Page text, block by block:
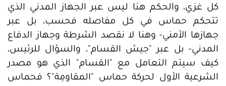
كل غزي، والحكم هنا ليس عبر الجهاز المدني الذي
تتحكم حماس في كل مفاصله فحسب، بل عبر
جهازها الأمني- وهنا لا نقصد الشرطة وجهاز الدفاع
المدني- بل عبر "جيش القسام"، والسؤال للرئيس،
كيف سيتم التعامل مع "القسام" الذي هو مصدر
الشرعية الأول لحركة حماس "المقاومِة"؟ فحماس